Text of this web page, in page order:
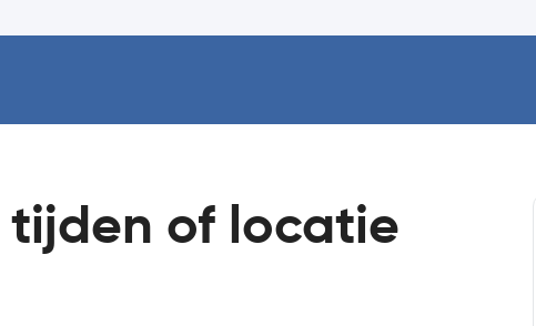
tijden of locatie